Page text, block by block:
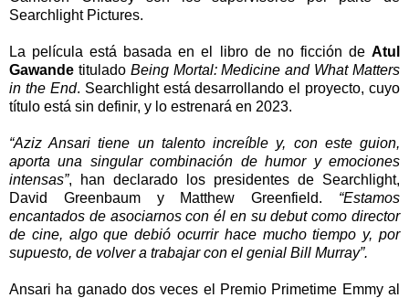
Searchlight Pictures.
La película está basada en el libro de no ficción de Atul
Gawande titulado Being Mortal: Medicine and What Matters
in the End. Searchlight está desarrollando el proyecto, cuyo
título está sin definir, y lo estrenará en 2023.
“Aziz Ansari tiene un talento increíble y, con este guion,
aporta una singular combinación de humor y emociones
intensas”, han declarado los presidentes de Searchlight,
David Greenbaum y Matthew Greenfield. “Estamos
encantados de asociarnos con él en su debut como director
de cine, algo que debió ocurrir hace mucho tiempo y, por
supuesto, de volver a trabajar con el genial Bill Murray”.
Ansari ha ganado dos veces el Premio Primetime Emmy al